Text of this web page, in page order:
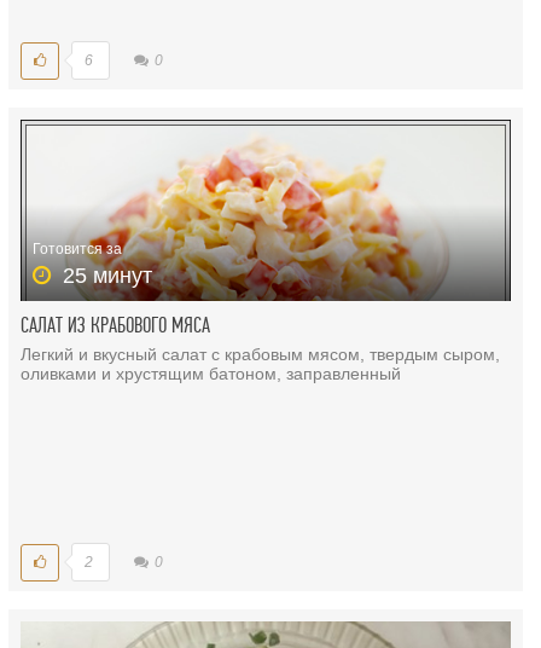
6 0
Готовится за
25 минут
САЛАТ ИЗ КРАБОВОГО МЯСА
Легкий и вкусный салат с крабовым мясом, твердым сыром,
оливками и хрустящим батоном, заправленный
2 0